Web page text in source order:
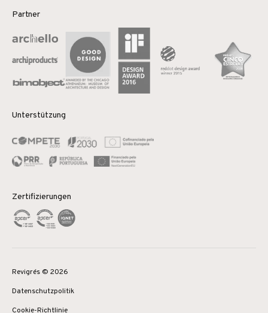
Partner
Unterstützung
Zertifizierungen
Revigrés © 2026
Datenschutzpolitik
Cookie-Richtlinie